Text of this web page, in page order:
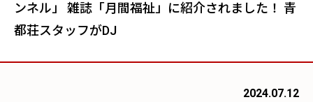
ンネル」 雑誌「月間福祉」に紹介されました！ 青
都荘スタッフがDJ
2024.07.12